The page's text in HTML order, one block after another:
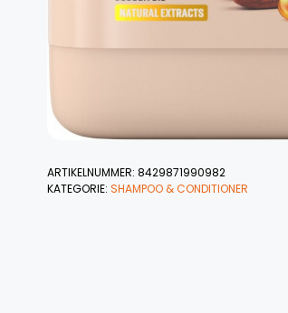
ARTIKELNUMMER: 8429871990982
KATEGORIE: SHAMPOO & CONDITIONER